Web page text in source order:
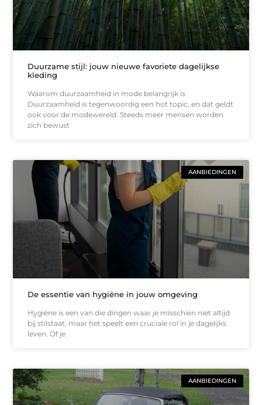
Duurzame stijl: jouw nieuwe favoriete dagelijkse
kleding
Waarom duurzaamheid in mode belangrijk is
Duurzaamheid is tegenwoordig een hot topic, en dat geldt
ook voor de modewereld. Steeds meer mensen worden
zich bewust
AANBIEDINGEN
De essentie van hygiëne in jouw omgeving
Hygiëne is een van die dingen waar je misschien niet altijd
bij stilstaat, maar het speelt een cruciale rol in je dagelijks
leven. Of je
AANBIEDINGEN